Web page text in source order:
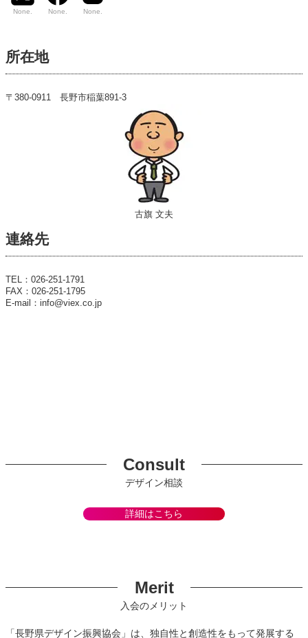
None. None. None.
所在地
〒380-0911 長野市稲葉891-3
古旗 文夫
連絡先
TEL：026-251-1791
FAX：026-251-1795
E-mail：info@viex.co.jp
Consult
デザイン相談
詳細はこちら
Merit
入会のメリット
「長野県デザイン振興協会」は、独自性と創造性をもって発展する